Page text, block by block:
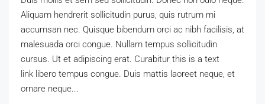
Aliquam hendrerit sollicitudin purus, quis rutrum mi
accumsan nec. Quisque bibendum orci ac nibh facilisis, at
malesuada orci congue. Nullam tempus sollicitudin
cursus. Ut et adipiscing erat. Curabitur this is a text
link libero tempus congue. Duis mattis laoreet neque, et
ornare neque...